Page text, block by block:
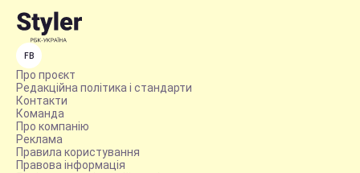
FB
Про проєкт
Редакційна політика і стандарти
Контакти
Команда
Про компанію
Реклама
Правила користування
Правова інформація